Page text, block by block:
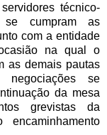
técnico-
se cumpram as
com a entidade
na qual o
as demais pautas
negociações se
da mesa
grevistas da